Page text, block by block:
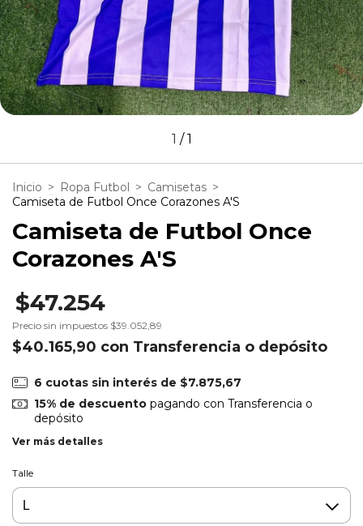
1 /1
Inicio > Ropa Futbol > Camisetas >
Camiseta de Futbol Once Corazones A'S
Camiseta de Futbol Once
Corazones A'S
$47.254
Precio sin impuestos $39.052,89
$40.165,90 con Transferencia o depósito
6 cuotas sin interés de $7.875,67
15% de descuentopagando con Transferencia o
depósito
Ver más detalles
Talle